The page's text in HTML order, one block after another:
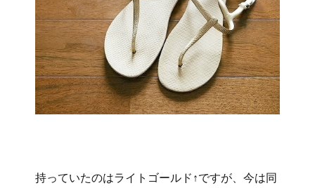
持っていたのはライトゴールド↑ですが、今は同